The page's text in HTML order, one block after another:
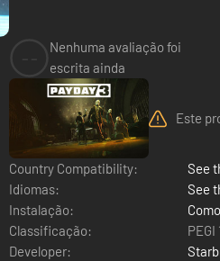
Nenhuma avaliação foi
escrita ainda
Este
Country Compatibility:
See
Idiomas:
See
Instalação:
Classificação:
PEGI
Developer: